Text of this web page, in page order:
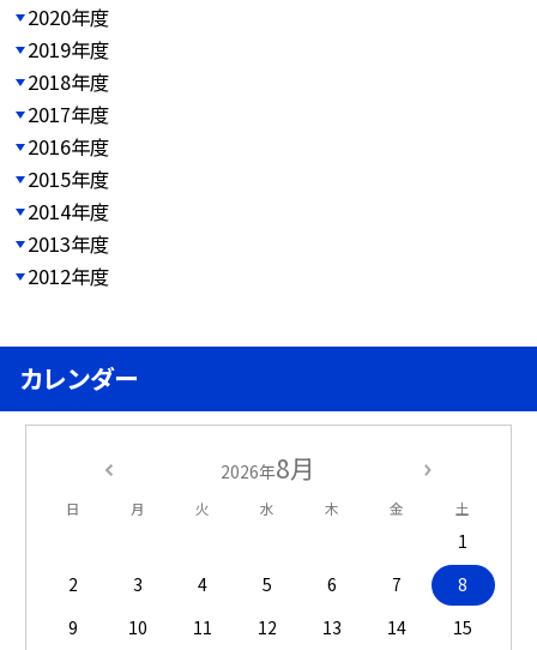
2020年度
2019年度
2018年度
2017年度
2016年度
2015年度
2014年度
2013年度
2012年度
カレンダー
2026年8月
日 月 火 水 木 金 土
1
2
3 4 5 6 7
8
9
10 11 12 13 14
15